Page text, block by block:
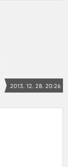
2013. 12. 28. 20:26